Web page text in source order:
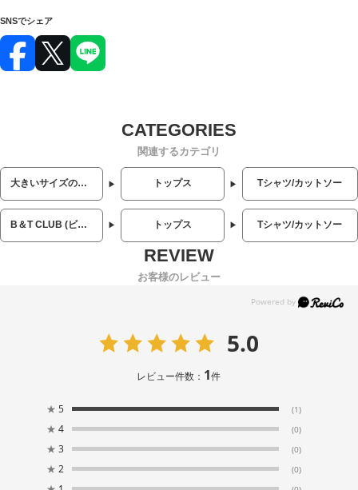
SNSでシェア
関連するカテゴリ
大きいサイズのメンズ服 トップス Tシャツ/カットソー
B＆T CLUB (ビーアンドティークラブ) トップス Tシャツ/カットソー
お客様のレビュー
5.0
レビュー件数： 1件
★ 5 (1)
★ 4 (0)
★ 3 (0)
★ 2 (0)